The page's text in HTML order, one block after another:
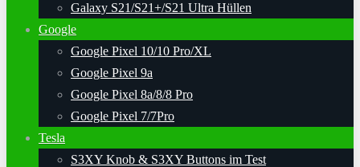
Galaxy S21/S21+/S21 Ultra Hüllen
Google
Google Pixel 10/10 Pro/XL
Google Pixel 9a
Google Pixel 8a/8/8 Pro
Google Pixel 7/7Pro
Tesla
S3XY Knob & S3XY Buttons im Test